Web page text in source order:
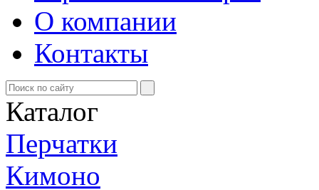
О компании
Контакты
Каталог
Перчатки
Кимоно